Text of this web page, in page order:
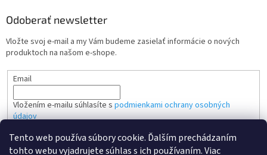
Tento web používa súbory cookie. Ďalším prechádzaním
tohto webu vyjadrujete súhlas s ich používaním. Viac
Odoberať newsletter
Vložte svoj e-mail a my Vám budeme zasielať informácie o nových
produktoch na našom e-shope.
Email
Vložením e-mailu súhlasíte s podmienkami ochrany osobných
údajov
PRIHLÁSIŤ SA